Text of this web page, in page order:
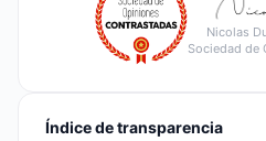
Nicolas
Sociedad de
Índice de transparencia